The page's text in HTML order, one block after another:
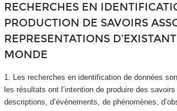
RECHERCHES EN
PRODUCTION DE SAVOIRS
REPRESENTATIONS
MONDE
1. Les recherches en identification de données
les résultats ont l’intention de produire des
descriptions, d’événements, de phénomènes,